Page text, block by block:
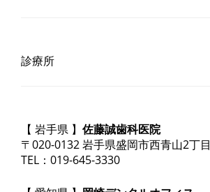
診療所
【 岩手県 】 佐藤誠歯科医院
〒020-0132 岩手県盛岡市西青山2丁
TEL：019-645-3330